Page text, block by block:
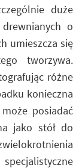
duże
o
umieszcza się
tworzywa.
różne
konieczna
posiadać
jako stół do